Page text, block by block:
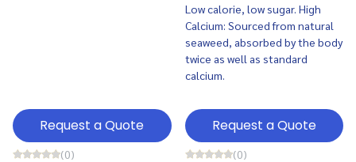
Request a Quote
(0)
Low calorie, low sugar. High
Calcium: Sourced from natural
seaweed, absorbed by the body
twice as well as standard
calcium.
Request a Quote
(0)